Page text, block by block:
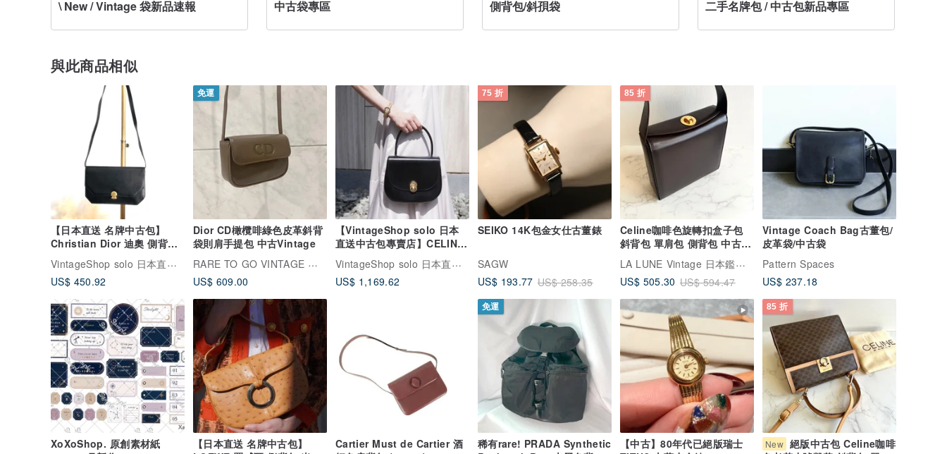
【日本直送 名牌中古包】
Christian Dior 迪奧 側背包
黑色 CD Logo 皮革 vintage
fkd5wp
US$ 450.92
Dior CD橄欖啡綠色皮革斜背
袋則肩手提包 中古Vintage
US$ 609.00
【VintageShop solo 日本
直送中古包專賣店】CELINE
復古手提包 黑色 星球釦 皮革
頂部提把 vintage idde2j
US$ 1,169.62
SEIKO 14K包金女仕古董錶
SAGW
US$ 193.77
US$ 258.35
Celine咖啡色旋轉扣盒子包
斜背包 單肩包 側背包 中古包
二手包
US$ 505.30
US$ 594.47
Vintage Coach Bag古董包/
皮革袋/中古袋
Pattern Spaces
XoXoShop. 原創素材紙
2026.6 月新作
୨୧ XoXo 小舖 ୨୧
US$ 3.00
【日本直送 名牌中古包】
LOEWE 羅威亞 側背包 米色
圓形標誌 鴕鳥皮 經典半月包
vintage 2bjbin
VintageShop solo 日本直送中古包專賣店
US$ 1,277.92
Cartier Must de Cartier 酒
紅色肩背包 (01355)
Fingertips Vintage
免運
稀有rare! PRADA Synthetic
Backpack Bag 大黑色背包
日本中古
RARE TO GO VINTAGE 日出中古研究所 | 中古名牌選品店
US$ 962.47
【中古】80年代已絕版瑞士
TITUS 古董小金錶
YST.vintage
US$ 257.07
85 折
New 絕版中古包 Celine咖啡
色老花小號凱莉 斜背包 單肩
包 側背包古董
US$ 608.96 US$ 716.42